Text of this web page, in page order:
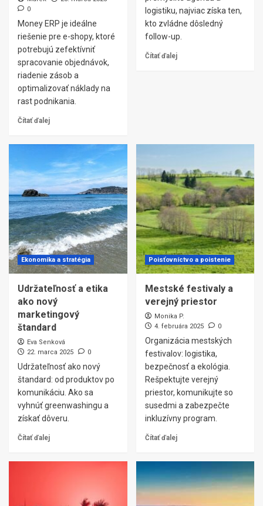
0
Money ERP je ideálne
riešenie pre e-shopy, ktoré
potrebujú zefektívniť
spracovanie objednávok,
riadenie zásob a
optimalizovať náklady na
rast podnikania.
Čítať ďalej
logistiku, najviac získa ten,
kto zvládne dôsledný
follow-up.
Čítať ďalej
Ekonomika a stratégia
Udržateľnosť a etika
ako nový
marketingový
štandard
Eva Senková
22. marca 2025
0
Udržateľnosť ako nový
štandard: od produktov po
komunikáciu. Ako sa
vyhnúť greenwashingu a
získať dôveru.
Čítať ďalej
Poisťovníctvo a poistenie
Mestské festivaly a
verejný priestor
Monika P.
4. februára 2025
0
Organizácia mestských
festivalov: logistika,
bezpečnosť a ekológia.
Rešpektujte verejný
priestor, komunikujte so
susedmi a zabezpečte
inkluzívny program.
Čítať ďalej